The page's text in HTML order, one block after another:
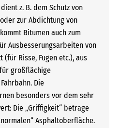
z. B. dem Schutz von
zur Abdichtung von
Bitumen auch zum
Ausbesserungsarbeiten von
(für Risse, Fugen etc.), aus
großflächige
Die
besonders vor dem sehr
Die „Griffigkeit“ betrage
Asphaltoberfläche.